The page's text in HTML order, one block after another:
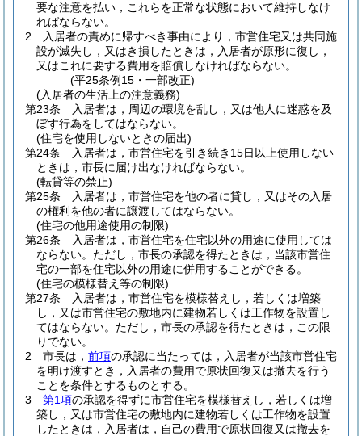
要な注意を払い，これらを正常な状態において維持しなけ
ればならない。
2
入居者の責めに帰すべき事由により，市営住宅又は共同施
設が滅失し，又はき損したときは，入居者が原形に復し，
又はこれに要する費用を賠償しなければならない。
(平25条例15・一部改正)
(入居者の生活上の注意義務)
第23条
入居者は，周辺の環境を乱し，又は他人に迷惑を及
ぼす行為をしてはならない。
(住宅を使用しないときの届出)
第24条
入居者は，市営住宅を引き続き15日以上使用しない
ときは，市長に届け出なければならない。
(転貸等の禁止)
第25条
入居者は，市営住宅を他の者に貸し，又はその入居
の権利を他の者に譲渡してはならない。
(住宅の他用途使用の制限)
第26条
入居者は，市営住宅を住宅以外の用途に使用しては
ならない。 ただし，市長の承認を得たときは，当該市営住
宅の一部を住宅以外の用途に併用することができる。
(住宅の模様替え等の制限)
第27条
入居者は，市営住宅を模様替えし，若しくは増築
し，又は市営住宅の敷地内に建物若しくは工作物を設置し
てはならない。 ただし，市長の承認を得たときは，この限
りでない。
2
市長は， 前項の承認に当たっては，入居者が当該市営住宅
を明け渡すとき，入居者の費用で原状回復又は撤去を行う
ことを条件とするものとする。
3
第1項の承認を得ずに市営住宅を模様替えし，若しくは増
築し，又は市営住宅の敷地内に建物若しくは工作物を設置
したときは，入居者は，自己の費用で原状回復又は撤去を